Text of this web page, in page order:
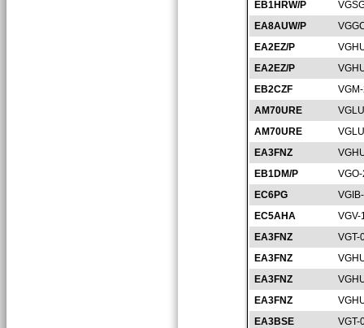
EB1HRW/P
EA8AUW/P
EA2EZ/P
EA2EZ/P
EB2CZF
AM70URE
AM70URE
EA3FNZ
EB1DM/P
EC6PG
EC5AHA
VGV-
EA3FNZ
VGT-
EA3FNZ
EA3FNZ
EA3FNZ
EA3BSE
VGT-